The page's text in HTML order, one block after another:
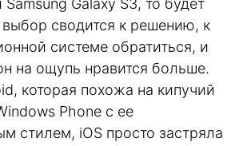
Samsung Galaxy S3, то будет
выбор сводится к решению, к
системе обратиться, и
на ощупь нравится больше.
которая похожа на кипучий
Phone с ее
стилем, iOS просто застряла